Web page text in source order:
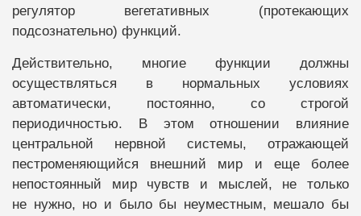
регулятор вегетативных (протекающих
подсознательно) функций.
Действительно, многие функции должны
осуществляться в нормальных условиях
автоматически, постоянно, со строгой
периодичностью. В этом отношении влияние
центральной нервной системы, отражающей
пестроменяющийся внешний мир и еще более
непостоянный мир чувств и мыслей, не только
не нужно, но и было бы неуместным, мешало бы